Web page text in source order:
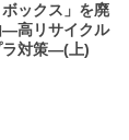
ックス」を廃
―高リサイクル
ラ対策―(上)